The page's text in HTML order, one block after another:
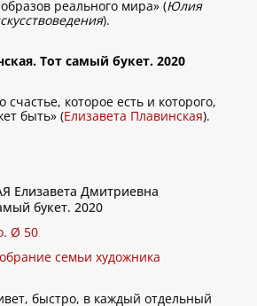
реального мира» (Юлия
).
Тот самый букет. 2020
счастье, которое есть и которого,
быть» (Елизавета Плавинская).
Елизавета Дмитриевна
букет. 2020
Ø 50
семьи художника
быстро, в каждый отдельный